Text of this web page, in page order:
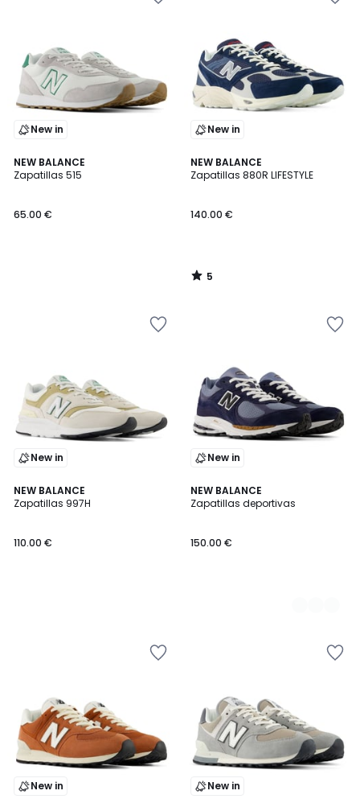
New in
NEW BALANCE
Zapatillas 515
65.00 €
New in
NEW BALANCE
Zapatillas 880R LIFESTYLE
140.00 €
5
/
5
/
New in
NEW BALANCE
Zapatillas 997H
110.00 €
New in
NEW BALANCE
Zapatillas deportivas
150.00 €
3
Colores
New in New in